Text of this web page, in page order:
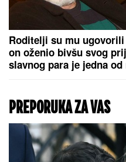
Roditelji su mu
on oženio bivšu svog
slavnog para je jedna
PREPORUKA ZA VAS